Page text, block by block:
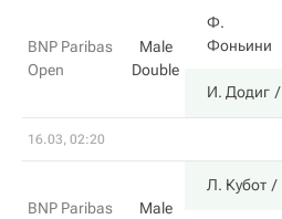
BNP Paribas
Open
Male
Double
Ф.
Фоньини
И. Додиг
16.03, 02:20
BNP Paribas
Male
Л. Кубот